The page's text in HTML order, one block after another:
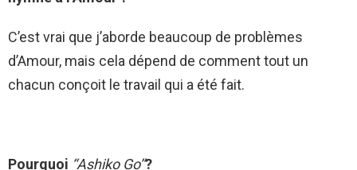
C’est vrai que j’aborde beaucoup de problèmes
d’Amour, mais cela dépend de comment tout un
chacun conçoit le travail qui a été fait.
Pourquoi ‘‘Ashiko Go’’?